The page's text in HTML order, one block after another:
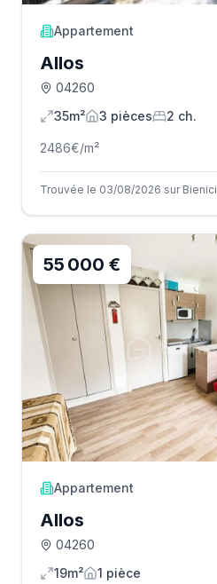
Appartement
Allos
04260
35m²
3 pièces 2 ch.
2486€/m²
Trouvée le 03/08/2026 sur Bienici
55 000 €
Appartement
Allos
04260
19m²
1 pièce